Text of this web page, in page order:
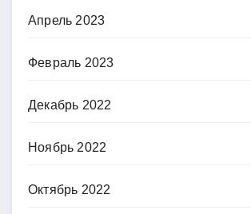
Апрель 2023
Февраль 2023
Декабрь 2022
Ноябрь 2022
Октябрь 2022